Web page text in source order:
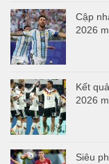
Cập
2026
Kết
2026
Siêu